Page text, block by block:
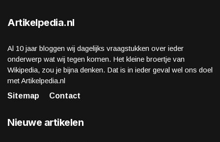
Artikelpedia.nl
Al 10 jaar bloggen wij dagelijks vraagstukken over ieder
onderwerp wat wij tegen komen. Het kleine broertje van
Wikipedia, zou je bijna denken. Dat is in ieder geval wel ons doel
met Artikelpedia.nl
Sitemap
Contact
Nieuwe artikelen